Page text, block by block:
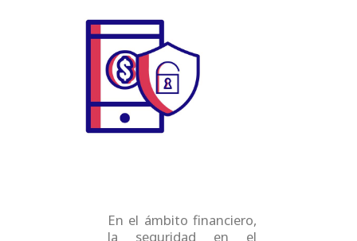
c
e
b
o
o
k
k
e
d
i
n
En el ámbito financiero,
la seguridad en el